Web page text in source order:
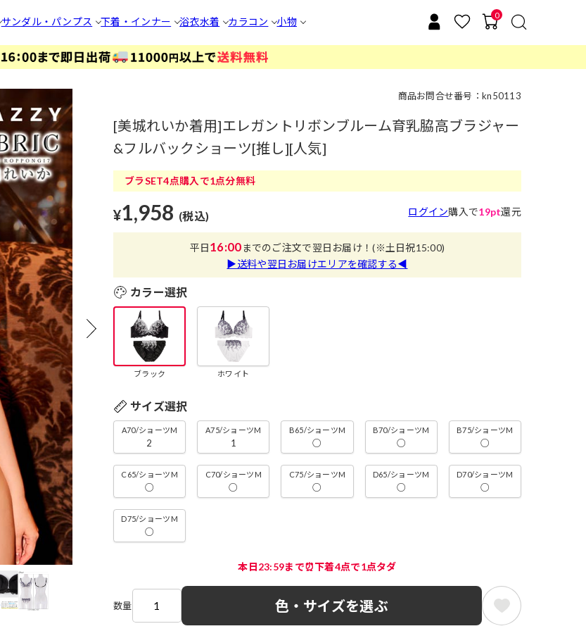
サンダル・パンプス 下着・インナー 浴衣水着 カラコン 小物
0
商品お問合せ番号：kn50113
[美城れいか着用]エレガントリボンブルーム育乳脇高ブラジャー
&フルバックショーツ[推し][人気]
ブラSET4点購入で1点分無料
¥1,958 (税込) ログイン購入で19pt還元
平日16:00までのご注文で翌日お届け！(※土日祝15:00)
▶送料や翌日お届けエリアを確認する◀
カラー選択
ブラック ホワイト
サイズ選択
A70/ショーツM
2
A75/ショーツM
1
B65/ショーツM
○
B70/ショーツM
○
B75/ショーツM
○
C65/ショーツM
○
C70/ショーツM
○
C75/ショーツM
○
D65/ショーツM
○
D70/ショーツM
○
D75/ショーツM
○
本日23:59まで⏰下着4点で1点タダ
数量 色・サイズを選ぶ